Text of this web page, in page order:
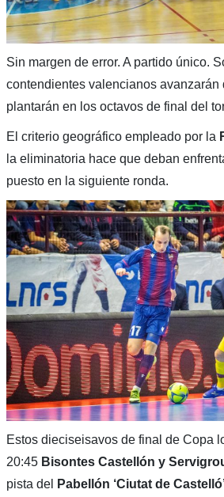
Sin margen de error. A partido único.
contendientes valencianos avanzarán
plantarán en los octavos de final del
El criterio geográfico empleado por la
la eliminatoria hace que deban
puesto en la siguiente ronda.
Estos dieciseisavos de final de Copa
20:45 Bisontes Castellón y
pista del
Pabellón ‘Ciutat de